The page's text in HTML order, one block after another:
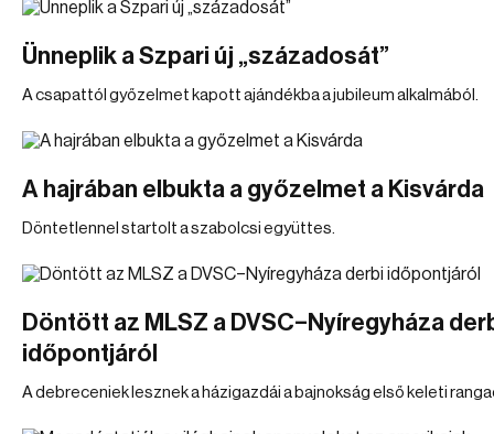
Ünneplik a Szpari új „századosát”
A csapattól győzelmet kapott ajándékba a jubileum alkalmából.
A hajrában elbukta a győzelmet a Kisvárda
Döntetlennel startolt a szabolcsi együttes.
Döntött az MLSZ a DVSC–Nyíregyháza
időpontjáról
A debreceniek lesznek a házigazdái a bajnokság első keleti